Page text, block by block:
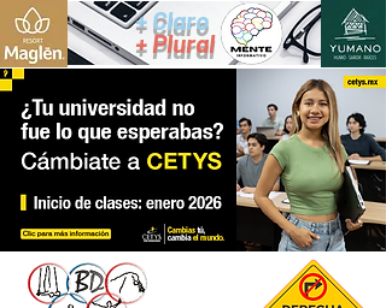
+ Claro
+ Plural